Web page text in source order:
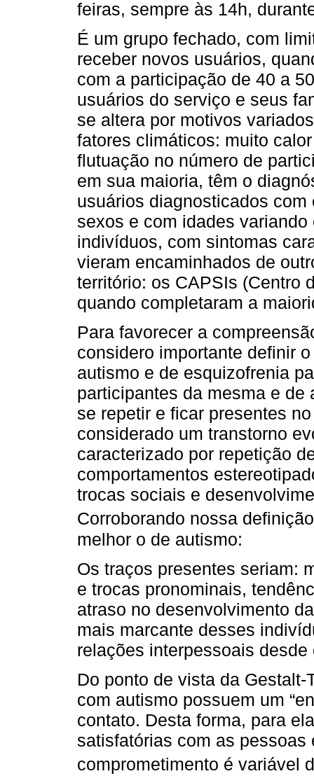
feiras, sempre às 14h,
É um grupo fechado, com
receber novos usuários,
com a participação de 40 a
usuários do serviço e seus
se altera por motivos
fatores climáticos: muito
flutuação no número de
em sua maioria, têm o
usuários diagnosticados
sexos e com idades
indivíduos, com sintomas
vieram encaminhados de
território: os CAPSIs (Centro
quando completaram a
Para favorecer a
considero importante definir
autismo e de esquizofrenia
participantes da mesma e
se repetir e ficar presentes
considerado um transtorno
caracterizado por repetição
comportamentos
trocas sociais e
Corroborando nossa
melhor o de autismo:
Os traços presentes seriam:
e trocas pronominais,
atraso no desenvolvimento
mais marcante desses
relações interpessoais
Do ponto de vista da
com autismo possuem um
contato. Desta forma, para
satisfatórias com as
comprometimento é variável